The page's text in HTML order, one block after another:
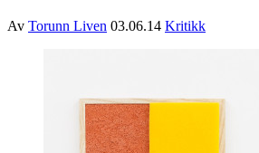
Av Torunn Liven 03.06.14 Kritikk